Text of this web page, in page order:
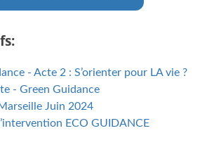
- Acte 2 : S’orienter pour LA vie ?
- Green Guidance
Juin 2024
ECO GUIDANCE